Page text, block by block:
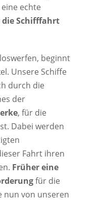
echte
Schifffahrt
beginnt
Unsere Schiffe
durch die
der
, für die
Dabei werden
Fahrt ihren
Früher eine
für die
nun von unseren